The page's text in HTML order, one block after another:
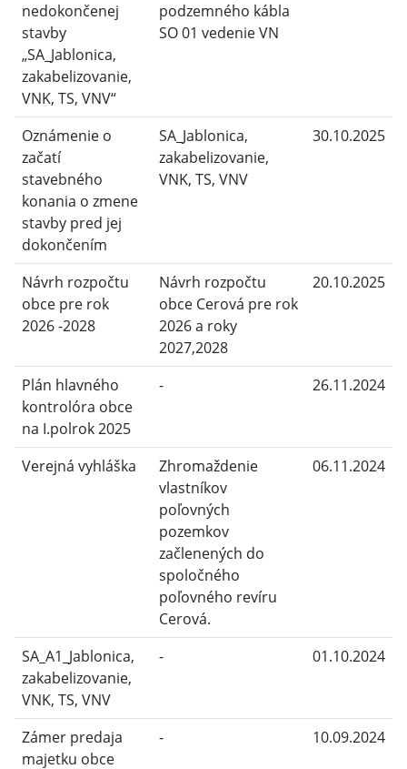
nedokončenej
stavby
„SA_Jablonica,
zakabelizovanie,
VNK, TS, VNV“
podzemného kábla
SO 01 vedenie VN
Oznámenie o
začatí
stavebného
konania o zmene
stavby pred jej
dokončením
SA_Jablonica,
zakabelizovanie,
VNK, TS, VNV
30.10.2025
Návrh rozpočtu
obce pre rok
2026 -2028
Návrh rozpočtu
obce Cerová pre rok
2026 a roky
2027,2028
20.10.2025
Plán hlavného
kontrolóra obce
na I.polrok 2025
- 26.11.2024
Verejná vyhláška
Zhromaždenie
vlastníkov
poľovných
pozemkov
začlenených do
spoločného
poľovného revíru
Cerová.
06.11.2024
SA_A1_Jablonica,
zakabelizovanie,
VNK, TS, VNV
- 01.10.2024
Zámer predaja
majetku obce
- 10.09.2024